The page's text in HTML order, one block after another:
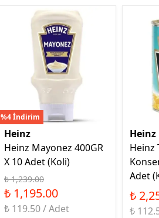
%4 İndirim
Heinz
Heinz Mayonez 400GR
X 10 Adet (Koli)
₺ 1,239.00
₺ 1,195.00
₺ 119.50 / Adet
Heinz
Heinz
Adet
₺
₺